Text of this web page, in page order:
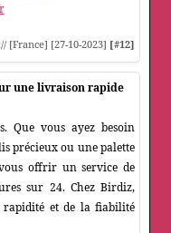
:// [France] [27-10-2023] [#12]
une livraison rapide
Que vous ayez besoin
précieux ou une palette
offrir un service de
sur 24. Chez Birdiz,
rapidité et de la fiabilité